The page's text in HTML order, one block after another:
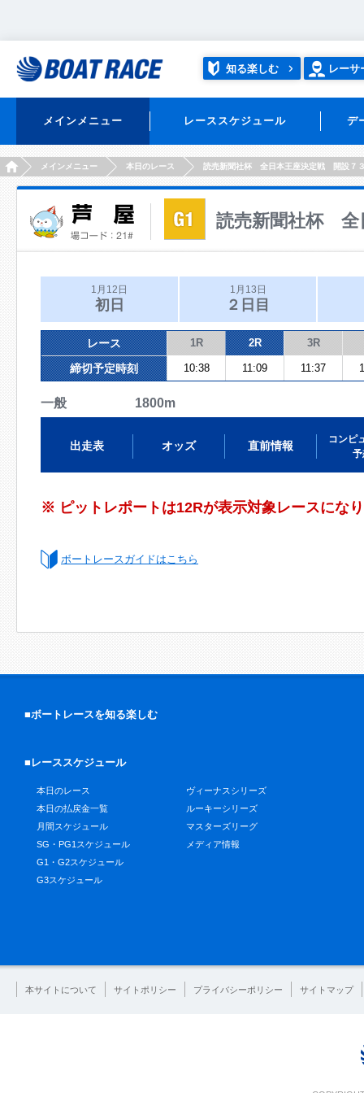
知る楽しむ レーサ
メインメニュー レーススケジュール デ
HOMEメインメニュー 本日のレース 読売新聞社杯 全日本王座決定戦 開設７
読売新聞社杯 全
1月12日
初日
1月13日
２日目
レース 1R 2R 3R
締切予定時刻 10:38 11:09 11:37
一般 1800m
出走表 オッズ 直前情報
コンピ
予
※ ピットレポートは12Rが表示対象レースにな
ボートレースガイドはこちら
■ボートレースを知る楽しむ
■レーススケジュール
本日のレース
本日の払戻金一覧
月間スケジュール
SG・PG1スケジュール
G1・G2スケジュール
G3スケジュール
ヴィーナスシリーズ
ルーキーシリーズ
マスターズリーグ
メディア情報
本サイトについて サイトポリシー プライバシーポリシー サイトマップ